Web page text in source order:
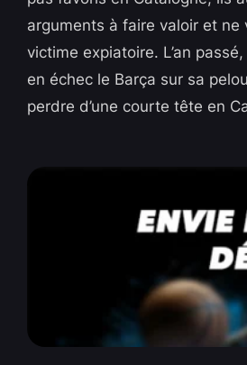
arguments à faire valoir et ne
victime expiatoire. L’an
en échec le Barça sur sa
perdre d’une courte tête en